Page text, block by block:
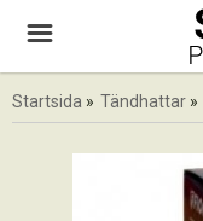
Startsida » Tändhattar »